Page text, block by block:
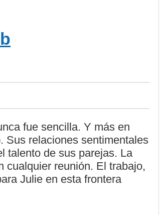
fue sencilla. Y más en
Sus relaciones sentimentales
talento de sus parejas. La
cualquier reunión. El trabajo,
Julie en esta frontera